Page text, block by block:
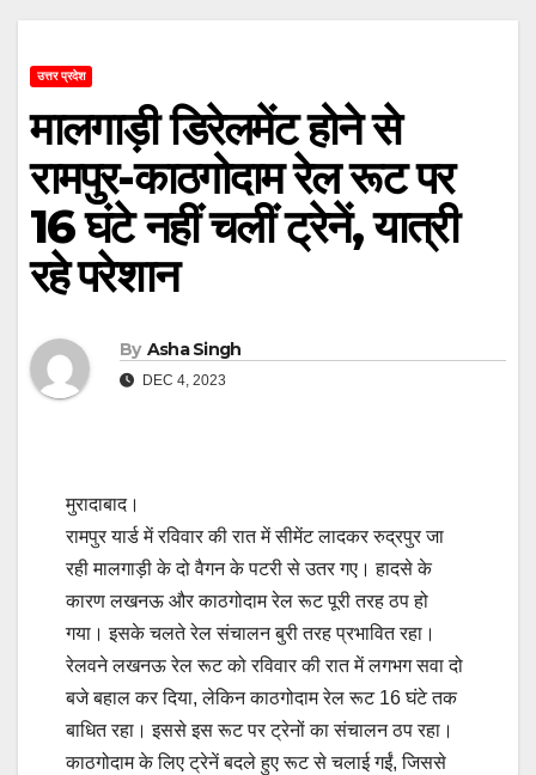
उत्तर प्रदेश
मालगाड़ी डिरेलमेंट होने से
रामपुर-काठगोदाम रेल रूट पर
16 घंटे नहीं चलीं ट्रेनें, यात्री
रहे परेशान
By Asha Singh
DEC 4, 2023
मुरादाबाद।
रामपुर यार्ड में रविवार की रात में सीमेंट लादकर रुद्रपुर जा
रही मालगाड़ी के दो वैगन के पटरी से उतर गए। हादसे के
कारण लखनऊ और काठगोदाम रेल रूट पूरी तरह ठप हो
गया। इसके चलते रेल संचालन बुरी तरह प्रभावित रहा।
रेलवने लखनऊ रेल रूट को रविवार की रात में लगभग सवा दो
बजे बहाल कर दिया, लेकिन काठगोदाम रेल रूट 16 घंटे तक
बाधित रहा। इससे इस रूट पर ट्रेनों का संचालन ठप रहा।
काठगोदाम के लिए ट्रेनें बदले हुए रूट से चलाई गईं, जिससे